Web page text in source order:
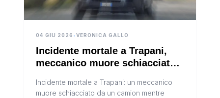
04 GIU 2026 •VERONICA GALLO
Incidente mortale a Trapani,
meccanico muore schiacciato
Incidente mortale a Trapani: un meccanico
muore schiacciato da un camion mentre